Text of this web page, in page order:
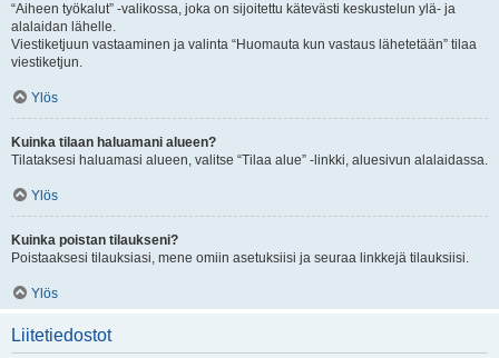
“Aiheen työkalut” -valikossa, joka on sijoitettu kätevästi keskustelun ylä- ja
alalaidan lähelle.
Viestiketjuun vastaaminen ja valinta “Huomauta kun vastaus lähetetään” tilaa
viestiketjun.
Ylös
Kuinka tilaan haluamani alueen?
Tilataksesi haluamasi alueen, valitse “Tilaa alue” -linkki, aluesivun alalaidassa.
Ylös
Kuinka poistan tilaukseni?
Poistaaksesi tilauksiasi, mene omiin asetuksiisi ja seuraa linkkejä tilauksiisi.
Ylös
Liitetiedostot